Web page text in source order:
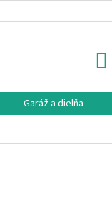
Garáž a dielňa